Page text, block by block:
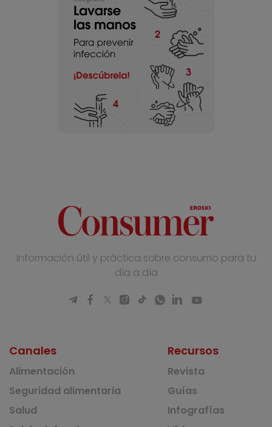
Información útil y práctica sobre consumo para tu
día a día
Canales
Alimentación
Seguridad alimentaria
Salud
Recursos
Revista
Guías
Infografías